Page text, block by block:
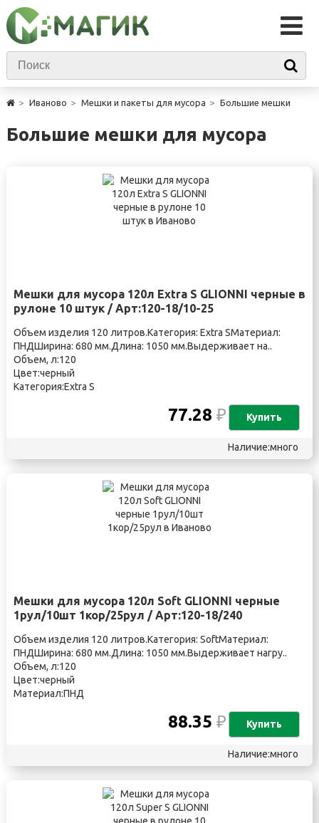
Иваново Мешки и пакеты для мусора Большие мешки
Большие мешки для мусора
Мешки для мусора 120л Extra S GLIONNI черные в
рулоне 10 штук / Арт:120-18/10-25
Объем изделия 120 литров.Категория: Extra SМатериал:
ПНДШирина: 680 мм.Длина: 1050 мм.Выдерживает на..
Объем, л:120
Цвет:черный
Категория:Extra S
77.28₽ Купить
Наличие:много
Мешки для мусора 120л Soft GLIONNI черные
1рул/10шт 1кор/25рул / Арт:120-18/240
Объем изделия 120 литров.Категория: SoftМатериал:
ПНДШирина: 680 мм.Длина: 1050 мм.Выдерживает нагру..
Объем, л:120
Цвет:черный
Материал:ПНД
88.35₽ Купить
Наличие:много